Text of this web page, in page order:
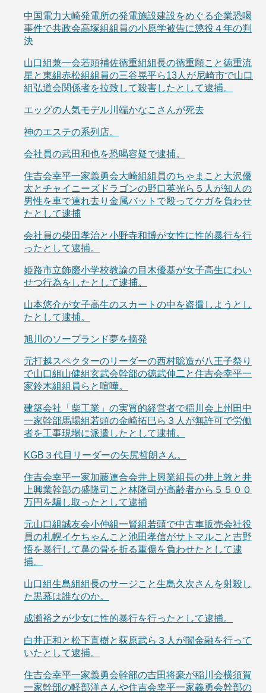
中国電力大崎発電所の発電施設建設をめぐる企業恐喝
事件で共政会高塚組組員の小原学被告に懲役４年の判
決
山口組兼一会若頭補佐徳重組組長の徳重願こと徳重流
星と東組赤松組組員の三谷晃平ら13人が尼崎市で山口
組弘道会関係者を拉致して殺害したとして逮捕。
エッグの人気モデル川端かなこさんが死去
神のエステの系列店。
会社員の武田和也を恐喝容疑で逮捕。
住吉会幸平一家義勇会大崎組組員のちゃまこと大沢優
太とチャイニーズドラゴンの野口英光ら５人が知人の
男性を車で連れ去り金属バットで殴ってケガを負わせ
たとして逮捕
会社員の柴田孝治と小野寺和博が女性に性的暴行を行
ったとして逮捕。
姫路市立飾磨小学校教諭の目木優基が女子高生にわい
せつ行為をしたとして逮捕。
山本悠介が女子高生のスカートの中を盗撮しようとし
たとして逮捕。
旭川のソープランド夢を摘発
元打越スペクターのリーダーの西村聡造が八王子祭り
で山口組山健組玄武会幹部の徳武伸二と住吉会幸平一
家鈴木組組員らと喧嘩。
建築会社「柴工業」の実質的経営者で稲川会上州田中
一家幹部馬場組若頭の金崎拓巳ら３人が無許可で労働
者を工事現場に派遣したとして逮捕。
KGB３代目リーダーの矢尻哲朗さん。
住吉会幸平一家加藤連合会井上興業組長の井上敦と井
上興業幹部の盛隆司こと林隆司が高齢者から５５００
万円を騙し取ったとして逮捕
元山口組誠友会小仲組一賢組若頭で中古車販売会社役
員の札幌イケちゃんこと池田孝信がサトマルこと吉野
悟を暴行して鼻の骨を折る重傷を負わせたとして逮
捕。
山口組生島組組長のサージこと生島久次さんを射殺し
た黒幕は誰なのか。
成瀬裕之が少女に性的暴行を行ったとして逮捕。
白井正和と松下直樹と荻原武ら３人が闇金融を行って
いたとして逮捕。
住吉会幸平一家義勇会幹部の吉田将豪が稲川会横須賀
一家幹部の軽部洋さんや住吉会幸平一家義勇会幹部の